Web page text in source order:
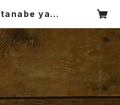
yasu